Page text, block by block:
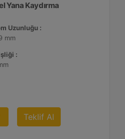
Yana Kaydırma
Uzunluğu :
mm
:
Teklif Al